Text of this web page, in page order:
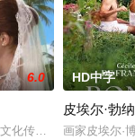
6.0
化传承与滨海旅游资源
HD中字
皮埃尔·勃
画家皮埃尔·